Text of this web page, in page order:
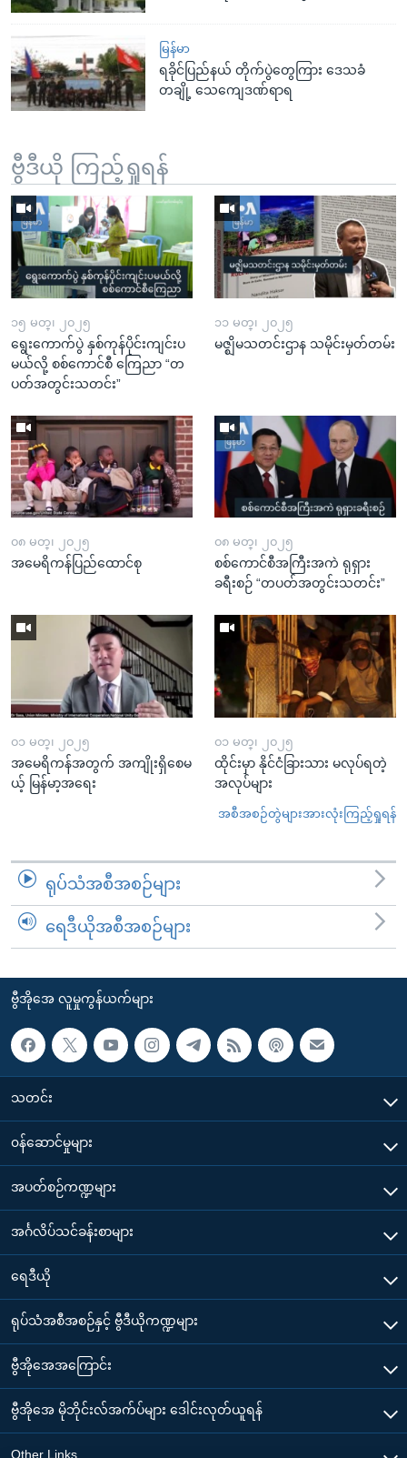
မြန်မာ
ရခိုင်ပြည်နယ် တိုက်ပွဲတွေကြား ဒေသခံ
တချို့ သေကျေဒဏ်ရာရ
ဗွီဒီယို ကြည့်ရှုရန်
၁၅ မတ္၊ ၂၀၂၅
ရွေးကောက်ပွဲ နှစ်ကုန်ပိုင်းကျင်းပ
မယ်လို့ စစ်ကောင်စီ ကြေညာ “တ
ပတ်အတွင်းသတင်း”
၁၁ မတ္၊ ၂၀၂၅
မဇ္ဈိမသတင်းဌာန သမိုင်းမှတ်တမ်း
၀၈ မတ္၊ ၂၀၂၅
အမေရိကန်ပြည်ထောင်စု
၀၈ မတ္၊ ၂၀၂၅
စစ်ကောင်စီအကြီးအကဲ ရုရှား
ခရီးစဉ် “တပတ်အတွင်းသတင်း”
၀၁ မတ္၊ ၂၀၂၅
အမေရိကန်အတွက် အကျိုးရှိစေမ
ယ့် မြန်မာ့အရေး
၀၁ မတ္၊ ၂၀၂၅
ထိုင်းမှာ နိုင်ငံခြားသား မလုပ်ရတဲ့
အလုပ်များ
အစီအစဉ်တွဲများအားလုံးကြည့်ရှုရန်
ရုပ်သံအစီအစဉ်များ
ရေဒီယိုအစီအစဉ်များ
ဗွီအိုအေ လူမှုကွန်ယက်များ
သတင်း
၀န်ဆောင်မှုများ
အပတ်စဉ်ကဏ္ဍများ
အင်္ဂလိပ်သင်ခန်းစာများ
ရေဒီယို
ရုပ်သံအစီအစဉ်နှင့် ဗွီဒီယိုကဏ္ဍများ
ဗွီအိုအေအကြောင်း
ဗွီအိုအေ မိုဘိုင်းလ်အက်ပ်များ ဒေါင်းလုတ်ယူရန်
Other Links